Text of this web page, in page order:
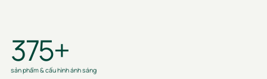
375+
sản phẩm & cấu hình ánh sáng